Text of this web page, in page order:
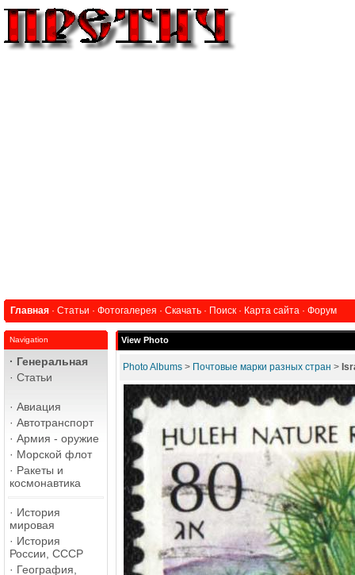
Главная · Статьи · Фотогалерея · Скачать · Поиск · Карта сайта · Форум
Navigation
· Генеральная
· Статьи
· Авиация
· Автотранспорт
· Армия - оружие
· Морской флот
· Ракеты и
космонавтика
· История
мировая
· История
России, СССР
· География,
View Photo
Photo Albums > Почтовые марки разных стран >